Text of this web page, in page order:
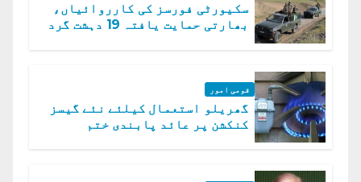
سکیورٹی فورسز کی کارروائیاں،
بھارتی حمایت یافتہ 19 دہشت گرد
قومی امور
گھریلو استعمال کیلئے نئے گیسز
کنکشن پر عائد پابندی ختم